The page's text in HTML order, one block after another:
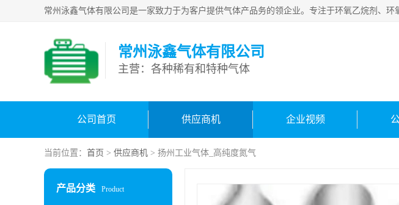
常州泳鑫气体有限公司
主营：各种稀有和特种气体
公司首页 供应商机 企业视频
当前位置： 首页 > 供应商机 > 扬州工业气体_高纯度氮气
产品分类 Product